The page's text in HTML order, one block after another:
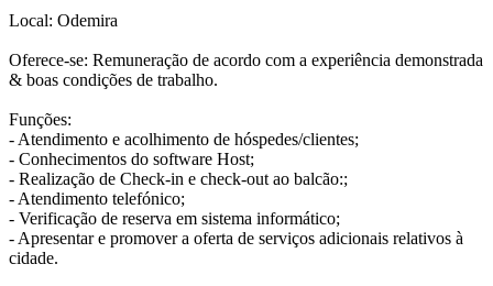
Local: Odemira
Oferece-se: Remuneração de acordo com a experiência demonstrada
& boas condições de trabalho.
Funções:
- Atendimento e acolhimento de hóspedes/clientes;
- Conhecimentos do software Host;
- Realização de Check-in e check-out ao balcão:;
- Atendimento telefónico;
- Verificação de reserva em sistema informático;
- Apresentar e promover a oferta de serviços adicionais relativos à
cidade.